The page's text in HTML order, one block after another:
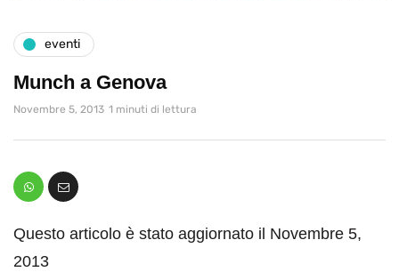
eventi
Munch a Genova
Novembre 5, 2013 1 minuti di lettura
Questo articolo è stato aggiornato il Novembre 5,
2013